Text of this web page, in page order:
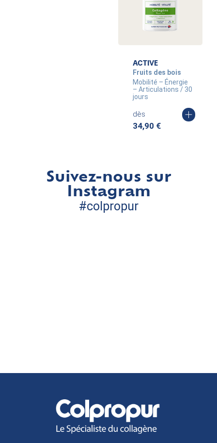
ACTIVE
Fruits des bois
Mobilité – Énergie
– Articulations / 30
jours
dès
34,90 €
Suivez-nous sur
Instagram
#colpropur